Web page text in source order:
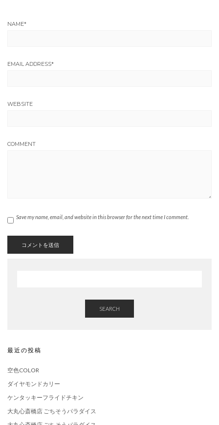
NAME*
EMAIL ADDRESS*
WEBSITE
COMMENT
Save my name, email, and website in this browser for the next time I comment.
SEARCH
最近の投稿
空色COLOR
ダイヤモンドカリー
ケンタッキーフライドチキン
大丸心斎橋店 ごちそうパラダイス